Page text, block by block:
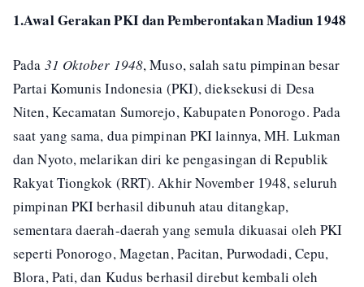
1.Awal Gerakan PKI dan Pemberontakan Madiun 1948
Pada 31 Oktober 1948, Muso, salah satu pimpinan besar
Partai Komunis Indonesia (PKI), dieksekusi di Desa
Niten, Kecamatan Sumorejo, Kabupaten Ponorogo. Pada
saat yang sama, dua pimpinan PKI lainnya, MH. Lukman
dan Nyoto, melarikan diri ke pengasingan di Republik
Rakyat Tiongkok (RRT). Akhir November 1948, seluruh
pimpinan PKI berhasil dibunuh atau ditangkap,
sementara daerah-daerah yang semula dikuasai oleh PKI
seperti Ponorogo, Magetan, Pacitan, Purwodadi, Cepu,
Blora, Pati, dan Kudus berhasil direbut kembali oleh